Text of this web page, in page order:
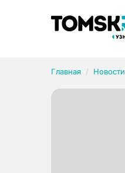
Главная Новости
Рубрики